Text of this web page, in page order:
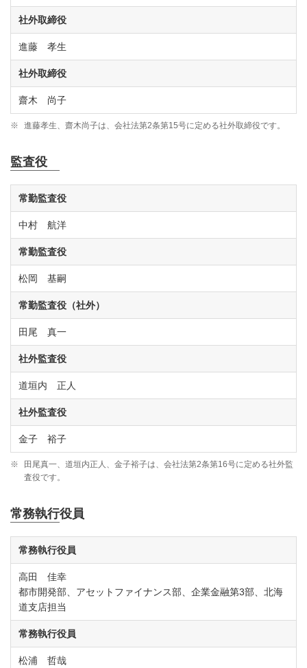
社外取締役
進藤 孝生
社外取締役
齋木 尚子
※ 進藤孝生、齋木尚子は、会社法第2条第15号に定める社外取締役です。
監査役
常勤監査役
中村 航洋
常勤監査役
松岡 基嗣
常勤監査役（社外）
田尾 真一
社外監査役
道垣内 正人
社外監査役
金子 裕子
※
田尾真一、道垣内正人、金子裕子は、会社法第2条第16号に定める社外監
査役です。
常務執行役員
常務執行役員
高田 佳幸
都市開発部、アセットファイナンス部、企業金融第3部、北海
道支店担当
常務執行役員
松浦 哲哉